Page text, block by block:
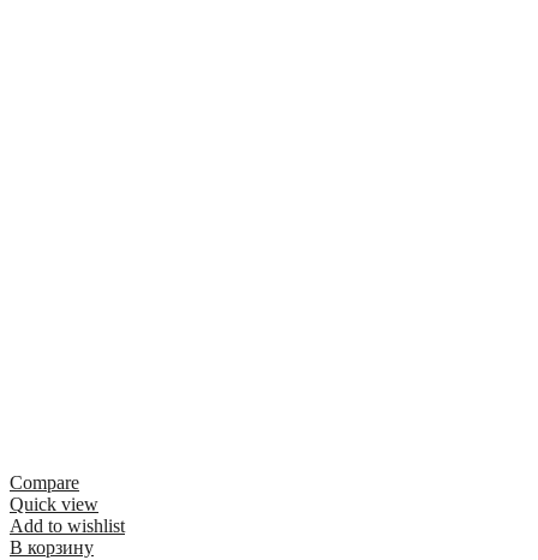
Compare
Quick view
Add to wishlist
В корзину